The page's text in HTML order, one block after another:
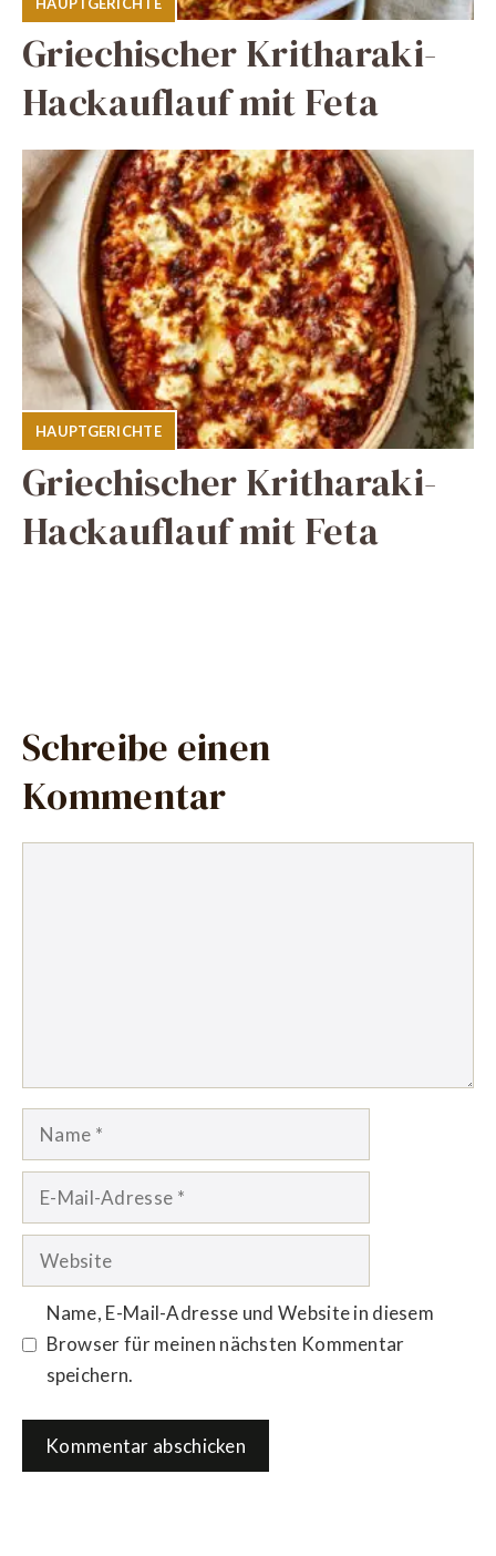
Griechischer Kritharaki-
Hackauflauf mit Feta
HAUPTGERICHTE
Griechischer Kritharaki-
Hackauflauf mit Feta
Schreibe einen
Kommentar
Name
Mail-
Adresse
Website
Name, E-Mail-Adresse und Website in diesem
Browser für meinen nächsten Kommentar
speichern.